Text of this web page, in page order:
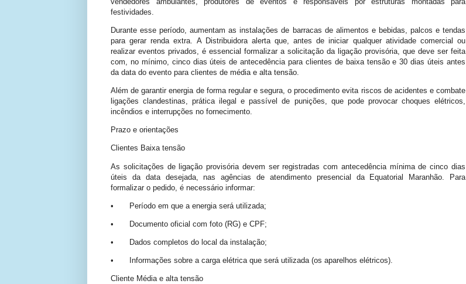
festividades.
Durante esse período, aumentam as instalações de barracas de alimentos e bebidas, palcos e tendas
para gerar renda extra. A Distribuidora alerta que, antes de iniciar qualquer atividade comercial ou
realizar eventos privados, é essencial formalizar a solicitação da ligação provisória, que deve ser feita
com, no mínimo, cinco dias úteis de antecedência para clientes de baixa tensão e 30 dias úteis antes
da data do evento para clientes de média e alta tensão.
Além de garantir energia de forma regular e segura, o procedimento evita riscos de acidentes e combate
ligações clandestinas, prática ilegal e passível de punições, que pode provocar choques elétricos,
incêndios e interrupções no fornecimento.
Prazo e orientações
Clientes Baixa tensão
As solicitações de ligação provisória devem ser registradas com antecedência mínima de cinco dias
úteis da data desejada, nas agências de atendimento presencial da Equatorial Maranhão. Para
formalizar o pedido, é necessário informar:
• Período em que a energia será utilizada;
• Documento oficial com foto (RG) e CPF;
• Dados completos do local da instalação;
• Informações sobre a carga elétrica que será utilizada (os aparelhos elétricos).
Cliente Média e alta tensão